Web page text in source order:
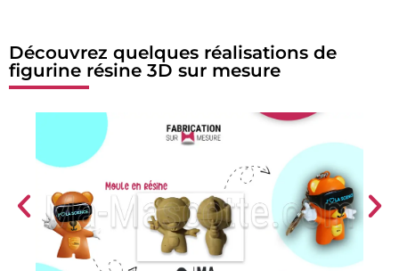
Découvrez quelques réalisations de
figurine résine 3D sur mesure